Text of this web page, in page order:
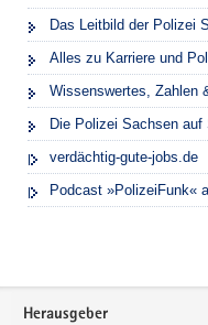
Das Leitbild der Polizei
Alles zu Karriere und
Wissenswertes, Zahlen
Die Polizei Sachsen auf
verdächtig-gute-jobs.de
Podcast »PolizeiFunk«
Footer-
Herausgeber